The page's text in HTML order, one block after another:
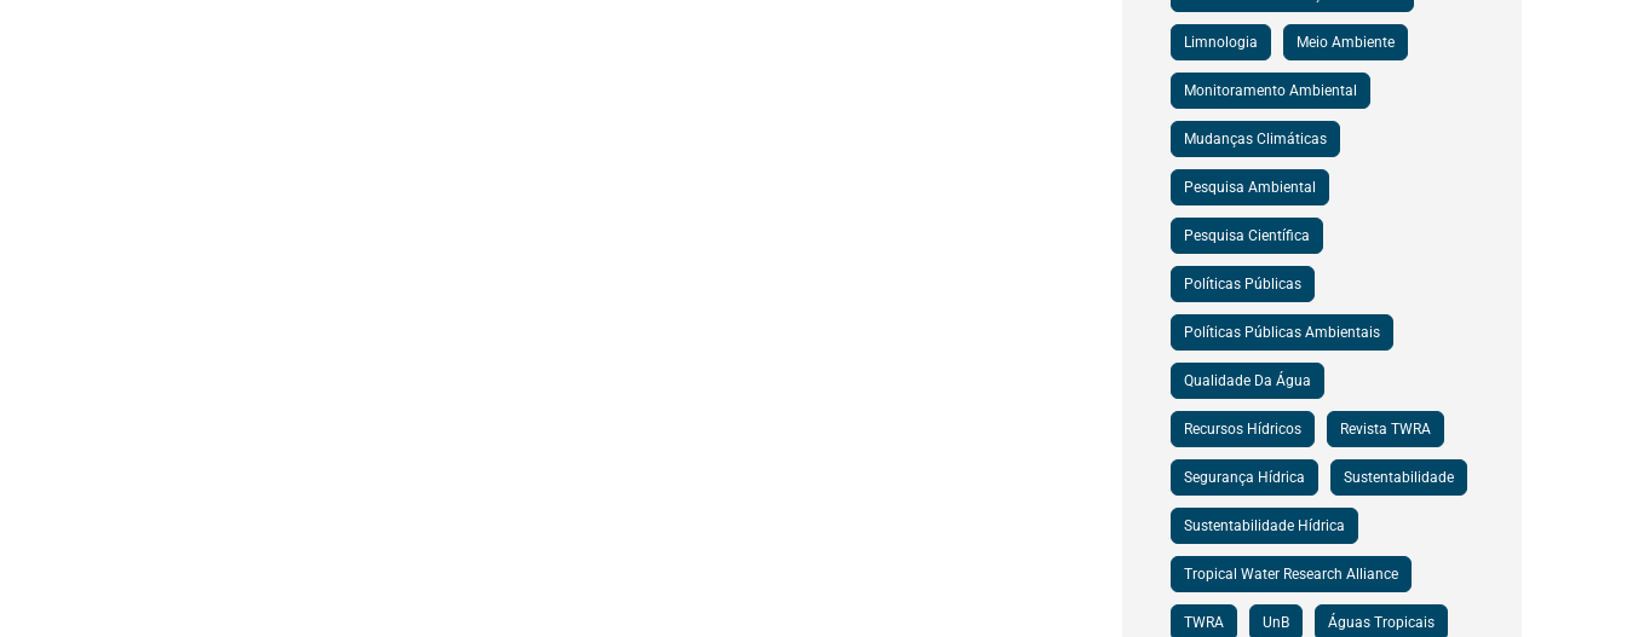
Limnologia Meio Ambiente
Monitoramento Ambiental
Mudanças Climáticas
Pesquisa Ambiental
Pesquisa Científica
Políticas Públicas
Políticas Públicas Ambientais
Qualidade Da Água
Recursos Hídricos Revista TWRA
Segurança Hídrica Sustentabilidade
Sustentabilidade Hídrica
Tropical Water Research Alliance
TWRA UnB Águas Tropicais